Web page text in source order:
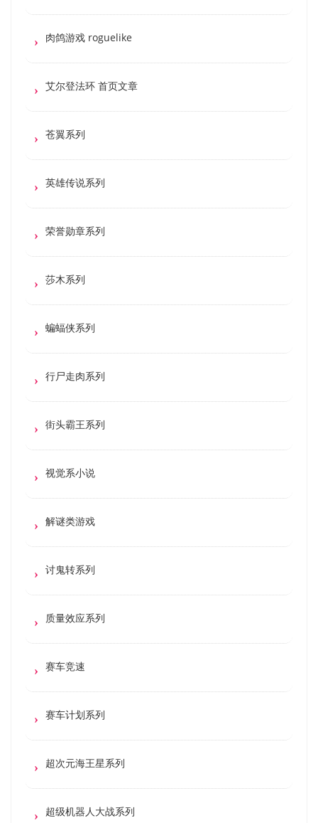
肉鸽游戏 roguelike
艾尔登法环 首页文章
苍翼系列
英雄传说系列
荣誉勋章系列
莎木系列
蝙蝠侠系列
行尸走肉系列
街头霸王系列
视觉系小说
解谜类游戏
讨鬼转系列
质量效应系列
赛车竞速
赛车计划系列
超次元海王星系列
超级机器人大战系列